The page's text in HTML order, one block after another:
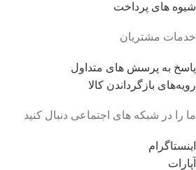
شیوه های پرداخت
خدمات مشتریان
پاسخ به پرسش های متداول
رویه‌های بازگرداندن کالا
ما را در شبکه های اجتماعی دنبال کنید
اینستاگرام
آپارات